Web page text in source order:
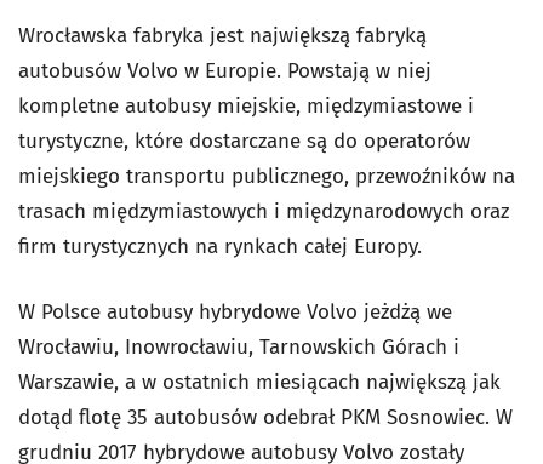
Wrocławska fabryka jest największą fabryką
autobusów Volvo w Europie. Powstają w niej
kompletne autobusy miejskie, międzymiastowe i
turystyczne, które dostarczane są do operatorów
miejskiego transportu publicznego, przewoźników na
trasach międzymiastowych i międzynarodowych oraz
firm turystycznych na rynkach całej Europy.
W Polsce autobusy hybrydowe Volvo jeżdżą we
Wrocławiu, Inowrocławiu, Tarnowskich Górach i
Warszawie, a w ostatnich miesiącach największą jak
dotąd flotę 35 autobusów odebrał PKM Sosnowiec. W
grudniu 2017 hybrydowe autobusy Volvo zostały